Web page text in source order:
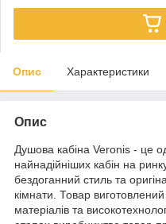
Опис Характеристики
Опис
Душова кабіна Veronis - це
найнадійніших кабін на
бездоганний стиль та
кімнати. Товар
матеріалів та